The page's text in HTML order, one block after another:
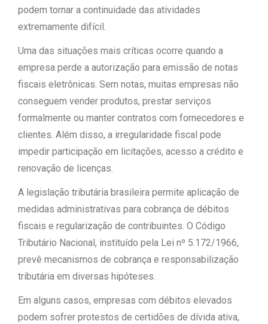
podem tornar a continuidade das atividades
extremamente difícil.
Uma das situações mais críticas ocorre quando a
empresa perde a autorização para emissão de notas
fiscais eletrônicas. Sem notas, muitas empresas não
conseguem vender produtos, prestar serviços
formalmente ou manter contratos com fornecedores e
clientes. Além disso, a irregularidade fiscal pode
impedir participação em licitações, acesso a crédito e
renovação de licenças.
A legislação tributária brasileira permite aplicação de
medidas administrativas para cobrança de débitos
fiscais e regularização de contribuintes. O Código
Tributário Nacional, instituído pela Lei nº 5.172/1966,
prevê mecanismos de cobrança e responsabilização
tributária em diversas hipóteses.
Em alguns casos, empresas com débitos elevados
podem sofrer protestos de certidões de dívida ativa,